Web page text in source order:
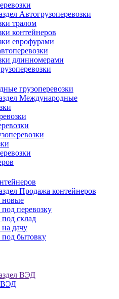
Автогрузоперевозки
тралом
контейнеров
еврофурами
длинномерами
грузоперевозки
Международные
Продажа контейнеров
новые
перевозку
склад
дачу
бытовку
ВЭД
ВЭД